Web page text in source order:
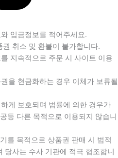
입금정보를 적어주세요.
취소 및 환불이 불가합니다.
지속적으로 주문 시 사이트 이용
을 현금화하는 경우 이체가 보류될
게 보호되며 법률에 의한 경우가
등 다른 목적으로 이용되지 않습니
를 목적으로 상품권 판매 시 법적
당사는 수사 기관에 적극 협조합니